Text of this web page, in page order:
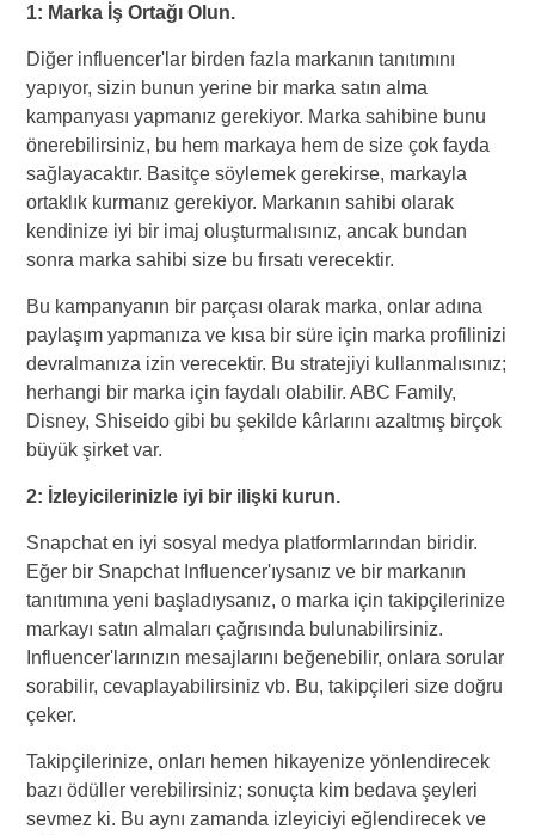
1: Marka İş Ortağı Olun.
Diğer influencer'lar birden fazla markanın tanıtımını
yapıyor, sizin bunun yerine bir marka satın alma
kampanyası yapmanız gerekiyor. Marka sahibine bunu
önerebilirsiniz, bu hem markaya hem de size çok fayda
sağlayacaktır. Basitçe söylemek gerekirse, markayla
ortaklık kurmanız gerekiyor. Markanın sahibi olarak
kendinize iyi bir imaj oluşturmalısınız, ancak bundan
sonra marka sahibi size bu fırsatı verecektir.
Bu kampanyanın bir parçası olarak marka, onlar adına
paylaşım yapmanıza ve kısa bir süre için marka profilinizi
devralmanıza izin verecektir. Bu stratejiyi kullanmalısınız;
herhangi bir marka için faydalı olabilir. ABC Family,
Disney, Shiseido gibi bu şekilde kârlarını azaltmış birçok
büyük şirket var.
2: İzleyicilerinizle iyi bir ilişki kurun.
Snapchat en iyi sosyal medya platformlarından biridir.
Eğer bir Snapchat Influencer'ıysanız ve bir markanın
tanıtımına yeni başladıysanız, o marka için takipçilerinize
markayı satın almaları çağrısında bulunabilirsiniz.
Influencer'larınızın mesajlarını beğenebilir, onlara sorular
sorabilir, cevaplayabilirsiniz vb. Bu, takipçileri size doğru
çeker.
Takipçilerinize, onları hemen hikayenize yönlendirecek
bazı ödüller verebilirsiniz; sonuçta kim bedava şeyleri
sevmez ki. Bu aynı zamanda izleyiciyi eğlendirecek ve